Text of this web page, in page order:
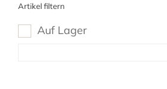
Artikel filtern
Auf Lager